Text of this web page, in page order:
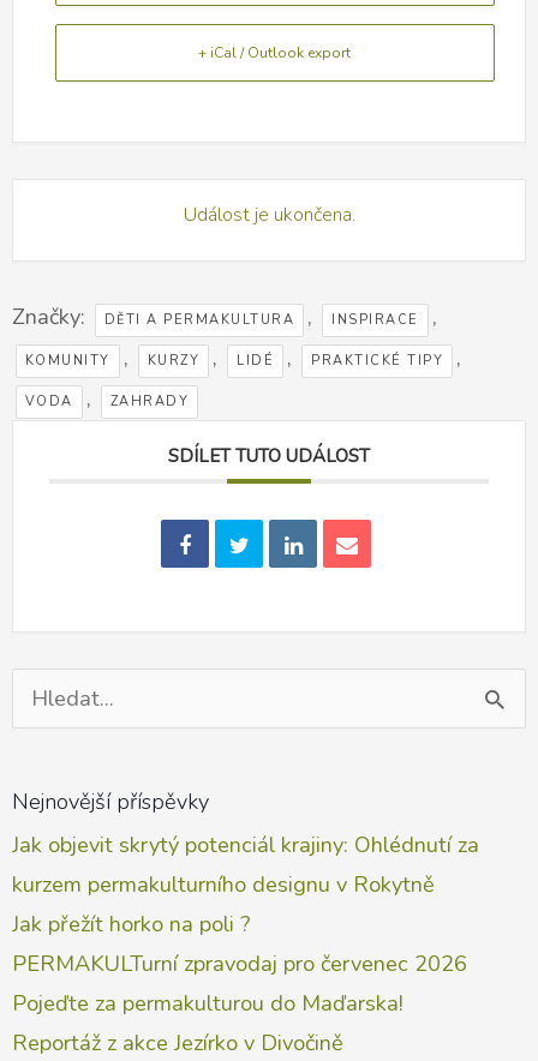
+ iCal / Outlook export
Událost je ukončena.
Značky: DĚTI A PERMAKULTURA , INSPIRACE ,
KOMUNITY , KURZY , LIDÉ , PRAKTICKÉ TIPY ,
VODA , ZAHRADY
SDÍLET TUTO UDÁLOST
Vyhledat
pro:
Nejnovější příspěvky
Jak objevit skrytý potenciál krajiny: Ohlédnutí za
kurzem permakulturního designu v Rokytně
Jak přežít horko na poli ?
PERMAKULTurní zpravodaj pro červenec 2026
Pojeďte za permakulturou do Maďarska!
Reportáž z akce Jezírko v Divočině